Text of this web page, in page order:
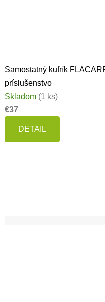
Samostatný kufrík
príslušenstvo
Skladom (1 ks)
€37
DETAIL